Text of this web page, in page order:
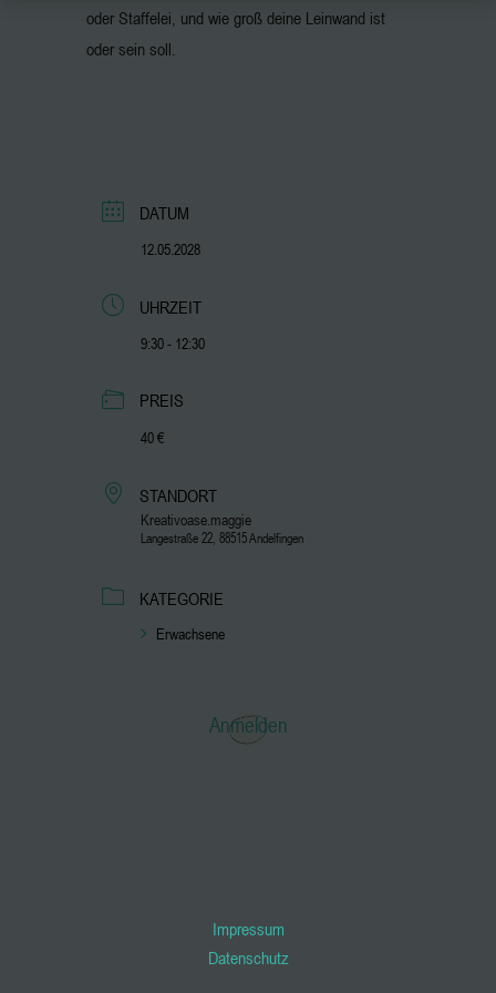
oder Staffelei, und wie groß deine Leinwand ist
oder sein soll.
DATUM
12.05.2028
UHRZEIT
9:30 - 12:30
PREIS
40 €
STANDORT
Kreativoase.maggie
Langestraße 22, 88515 Andelfingen
KATEGORIE
Erwachsene
Anmelden
Impressum
Datenschutz